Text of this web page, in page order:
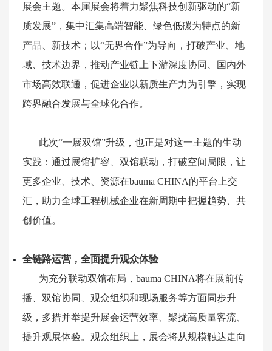
展会主题。本届展会将着力聚焦科技创新驱动的“新
质发展”，集中汇集高端智能、绿色低碳为特点的新
产品、新技术；以“无界合作”为导向，打破产业、地
域、技术边界，推动产业链上下游深度协同、国内外
市场高效联通，促进企业以新质生产力为引擎，实现
跨界融合发展与全球化合作。
此次“一展双馆”升级，也正是对这一主题的生动
实践：通过展馆扩容、双馆联动，打破空间局限，让
更多企业、技术、资源在bauma CHINA的平台上交
汇，助力全球工程机械企业在新周期中把握趋势、共
创价值。
全链路运营，全面提升观众体验
为充分联动双馆布局， bauma CHINA将在展前传
播、双馆协同、观众组织和现场服务等方面同步升
级，多措并举提升展会运营效率、聚拢高质量客流、
提升观展体验。观众组织上，展会将从规模触达走向